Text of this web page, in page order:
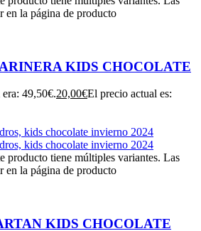
en la página de producto
KIDS CHOCOLATE
49,50€.20,00€El precio actual es:
producto tiene múltiples variantes. Las
en la página de producto
KIDS CHOCOLATE